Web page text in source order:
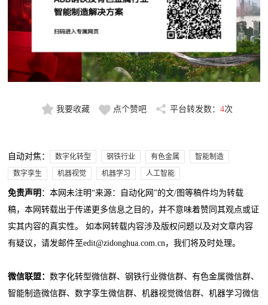
我要收藏 点个赞吧 平台转发数： 4次
自动对焦： 数字化转型 钢铁行业 有色金属
智能制造
数字孪生
机器视觉 机器学习 人工智能
免责声明 ：本网未注明“来源：自动化网”的文/图等稿件均为转载
稿，本网转载出于传递更多信息之目的，并不意味着赞同其观点或证
实其内容的真实性。 如本网转载内容涉及版权问题以及对文章内容
有疑议，请发邮件至edit@zidonghua.com.cn，我们将及时处理。
微信联盟：数字化转型微信群、钢铁行业微信群、有色金属微信群、
智能制造微信群、数字孪生微信群、机器视觉微信群、机器学习微信